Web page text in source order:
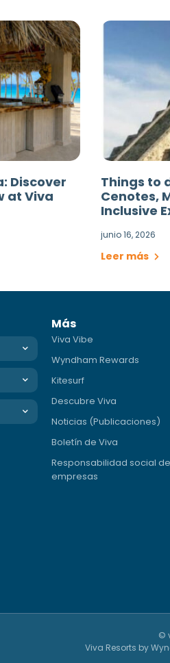
Discover
at Viva
Things to
Cenotes,
Inclusive
junio 16, 2026
Leer más
Más
Viva Vibe
Wyndham Rewards
Kitesurf
Descubre Viva
Noticias (Publicaciones)
Boletín de Viva
Responsabilidad social
empresas
©
Viva Resorts by